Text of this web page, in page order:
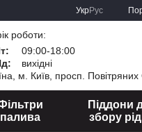
УкрРус
роботи:
09:00-18:00
вихідні
м. Київ, просп.
палива
Піддони
збору